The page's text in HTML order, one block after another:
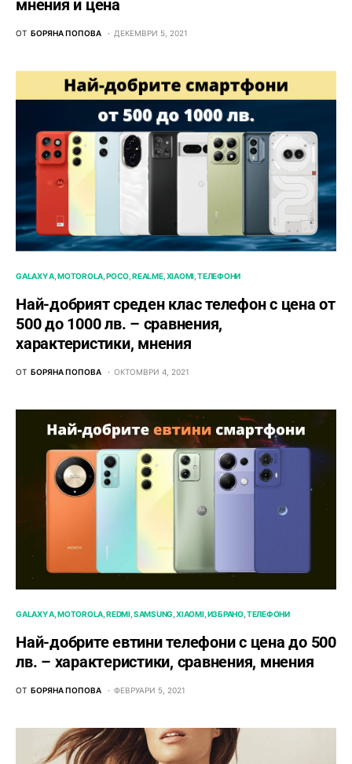
мнения и цена
ОТ БОРЯНА ПОПОВА ДЕКЕМВРИ 5, 2021
GALAXY A MOTOROLA POCO REALME XIAOMI ТЕЛЕФОНИ
Най-добрият среден клас телефон с цена от
500 до 1000 лв. – сравнения,
характеристики, мнения
ОТ БОРЯНА ПОПОВА ОКТОМВРИ 4, 2021
GALAXY A MOTOROLA REDMI SAMSUNG XIAOMI ИЗБРАНО ТЕЛЕФОНИ
Най-добрите евтини телефони с ценa до 500
лв. – характeристики, сравнения, мнения
ОТ БОРЯНА ПОПОВА ФЕВРУАРИ 5, 2021